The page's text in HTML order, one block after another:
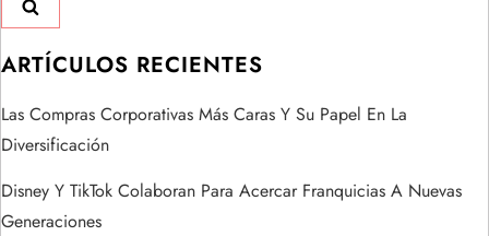
i
ó
n
d
ARTÍCULOS RECIENTES
Las Compras Corporativas Más Caras Y Su Papel En La
Diversificación
Disney Y TikTok Colaboran Para Acercar Franquicias A Nuevas
Generaciones